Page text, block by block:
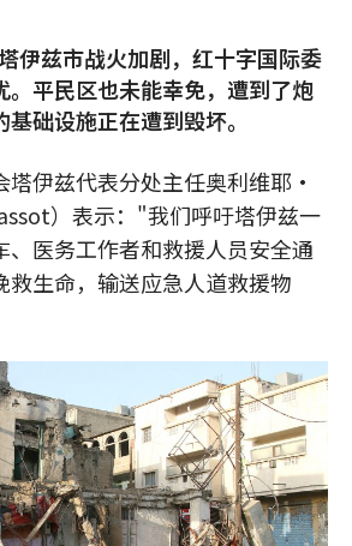
兹市战火加剧，红十字国际委
。平民区也未能幸免，遭到了炮
础设施正在遭到毁坏。
塔伊兹代表分处主任奥利维耶·
）表示："我们呼吁塔伊兹一
、医务工作者和救援人员安全通
救生命，输送应急人道救援物